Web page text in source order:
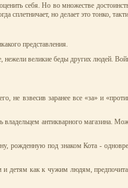
себя. Но во множестве
сплетничает, но делает это тонко,
представления.
нежели великие беды других людей.
не взвесив заранее все «за» и
владельцем антикварного магазина.
рожденную под знаком Кота -
и детям как к чужим людям,